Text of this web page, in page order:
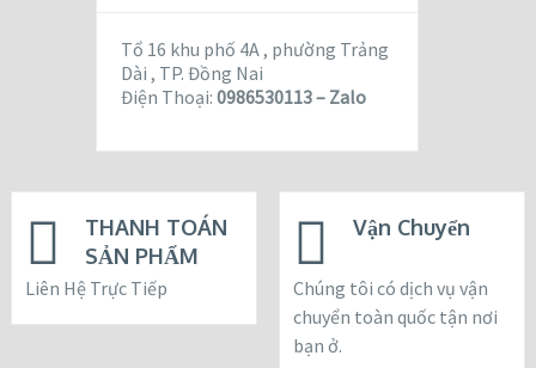
Tổ 16 khu phố 4A , phường Trảng
Dài , TP. Đồng Nai
Điện Thoại:0986530113 – Zalo
THANH TOÁN
SẢN PHẨM
Liên Hệ Trực Tiếp
Vận Chuyển
Chúng tôi có dịch vụ vận
chuyển toàn quốc tận nơi
bạn ở.